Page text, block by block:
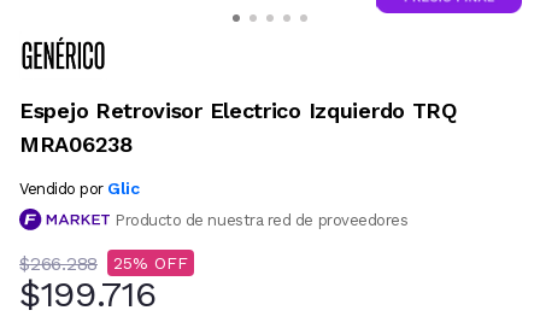
Espejo Retrovisor Electrico Izquierdo TRQ
MRA06238
Vendido por Glic
Producto de nuestra red de proveedores
$266.288 25
$199.716